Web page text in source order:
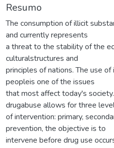
Resumo
The consumption of illicit
and currently represents
a threat to the stability of the
culturalstructures and
principles of nations. The use
peopleis one of the issues
that most affect today's
drugabuse allows for three
of intervention: primary,
prevention, the objective is to
intervene before drug use